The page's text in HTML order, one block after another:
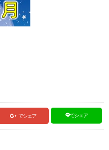
でシェア でシェア